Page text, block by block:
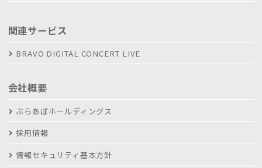
関連サービス
BRAVO DIGITAL CONCERT LIVE
会社概要
ぶらあぼホールディングス
採用情報
情報セキュリティ基本方針